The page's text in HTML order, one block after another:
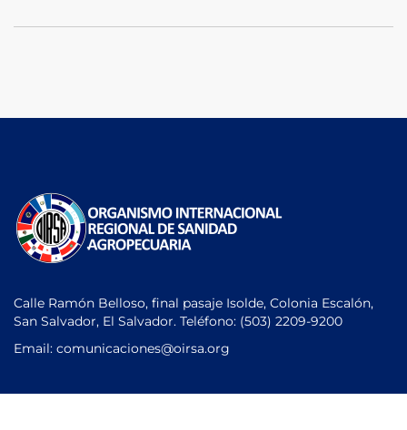
Calle Ramón Belloso, final pasaje Isolde, Colonia Escalón,
San Salvador, El Salvador. Teléfono: (503) 2209-9200
Email: comunicaciones@oirsa.org